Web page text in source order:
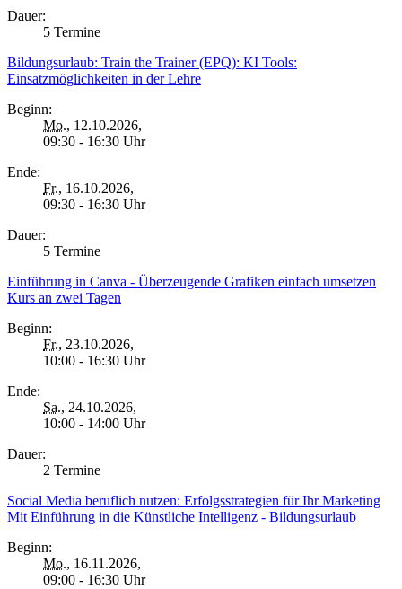
Dauer:
5 Termine
Bildungsurlaub: Train the Trainer (EPQ): KI Tools:
Einsatzmöglichkeiten in der Lehre
Beginn:
Mo., 12.10.2026,
09:30 - 16:30 Uhr
Ende:
Fr., 16.10.2026,
09:30 - 16:30 Uhr
Dauer:
5 Termine
Einführung in Canva - Überzeugende Grafiken einfach umsetzen
Kurs an zwei Tagen
Beginn:
Fr., 23.10.2026,
10:00 - 16:30 Uhr
Ende:
Sa., 24.10.2026,
10:00 - 14:00 Uhr
Dauer:
2 Termine
Social Media beruflich nutzen: Erfolgsstrategien für Ihr Marketing
Mit Einführung in die Künstliche Intelligenz - Bildungsurlaub
Beginn:
Mo., 16.11.2026,
09:00 - 16:30 Uhr